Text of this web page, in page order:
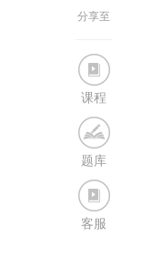
分享至
课程
题库
客服